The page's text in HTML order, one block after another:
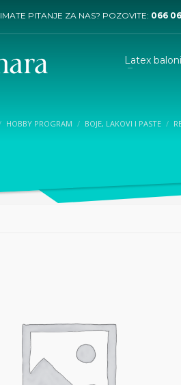
IMATE PITANJE ZA NAS? POZOVITE: 066
Latex baloni
HOBBY PROGRAM BOJE, LAKOVI I PASTE